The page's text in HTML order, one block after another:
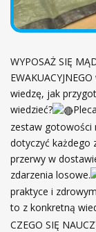
WYPOSAŻ SIĘ
wiedzę, jak
wiedzieć?
zestaw gotowości
dotyczyć każdego
przerwy w
zdarzenia losowe.
praktyce i
to z konkretną
CZEGO SIĘ